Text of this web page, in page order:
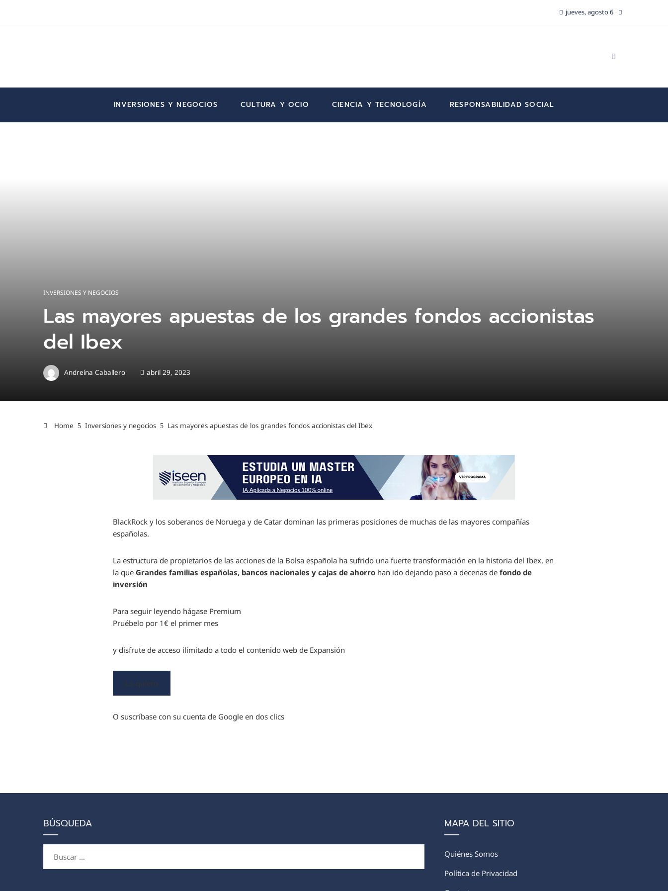
jueves, agosto 6
INVERSIONES Y NEGOCIOS CULTURA Y OCIO CIENCIA Y TECNOLOGÍA RESPONSABILIDAD SOCIAL
INVERSIONES Y NEGOCIOS
Las mayores apuestas de los grandes fondos accionistas
del Ibex
Andreína Caballero abril 29, 2023
Home Inversiones y negocios Las mayores apuestas de los grandes fondos accionistas del Ibex
BlackRock y los soberanos de Noruega y de Catar dominan las primeras posiciones de muchas de las mayores compañías
españolas.
La estructura de propietarios de las acciones de la Bolsa española ha sufrido una fuerte transformación en la historia del Ibex, en
la que Grandes familias españolas, bancos nacionales y cajas de ahorro han ido dejando paso a decenas defondo de
inversión
Para seguir leyendo hágase Premium
Pruébelo por 1€ el primer mes
y disfrute de acceso ilimitado a todo el contenido web de Expansión
Lo quiero
O suscríbase con su cuenta de Google en dos clics
BÚSQUEDA MAPA DEL SITIO
Quiénes Somos
Política de Privacidad